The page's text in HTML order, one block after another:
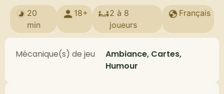
20
min
18+
2 à 8
joueurs
Français
Mécanique(s) de jeu
Ambiance, Cartes,
Humour